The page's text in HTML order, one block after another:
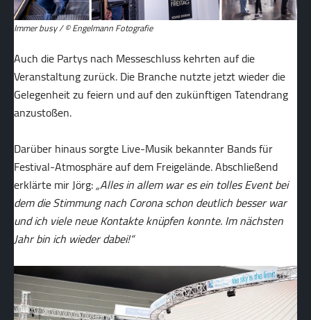
Immer busy / © Engelmann Fotografie
Auch die Partys nach Messeschluss kehrten auf die
Veranstaltung zurück. Die Branche nutzte jetzt wieder die
Gelegenheit zu feiern und auf den zukünftigen Tatendrang
anzustoßen.
Darüber hinaus sorgte Live-Musik bekannter Bands für
Festival-Atmosphäre auf dem Freigelände. Abschließend
erklärte mir Jörg:„Alles in allem war es ein tolles Event bei
dem die Stimmung nach Corona schon deutlich besser war
und ich viele neue Kontakte knüpfen konnte. Im nächsten
Jahr bin ich wieder dabei!“